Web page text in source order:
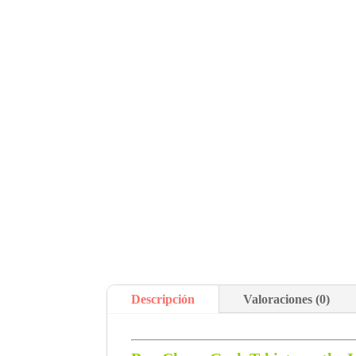
Descripción Valoraciones (0)